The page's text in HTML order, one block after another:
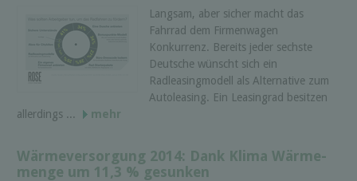
Langsam, aber sicher macht das
Fahrrad dem Firmenwagen
Konkurrenz. Bereits jeder sechste
Deutsche wünscht sich ein
Radleasingmodell als Alternative zum
Autoleasing. Ein Leasingrad besitzen
allerdings ...
mehr
Wärmeversorgung 2014: Dank Klima Wärme­
menge um 11,3 % gesunken